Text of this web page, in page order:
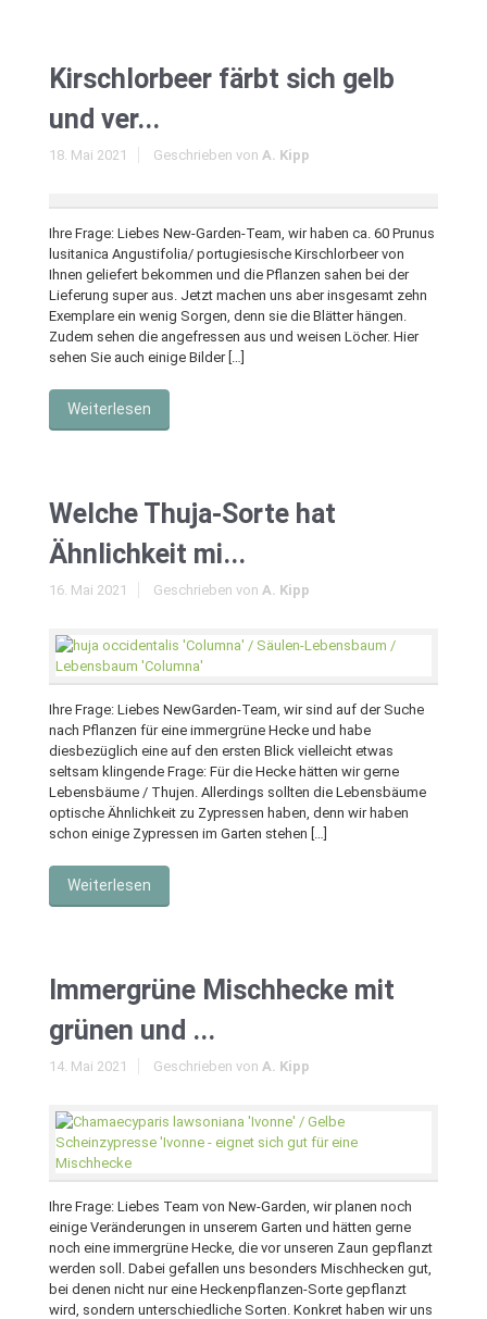
Kirschlorbeer färbt sich gelb
und ver...
18. Mai 2021 Geschrieben von A. Kipp
Ihre Frage: Liebes New-Garden-Team, wir haben ca. 60 Prunus
lusitanica Angustifolia/ portugiesische Kirschlorbeer von
Ihnen geliefert bekommen und die Pflanzen sahen bei der
Lieferung super aus. Jetzt machen uns aber insgesamt zehn
Exemplare ein wenig Sorgen, denn sie die Blätter hängen.
Zudem sehen die angefressen aus und weisen Löcher. Hier
sehen Sie auch einige Bilder […]
Weiterlesen
Welche Thuja-Sorte hat
Ähnlichkeit mi...
16. Mai 2021 Geschrieben von A. Kipp
Ihre Frage: Liebes NewGarden-Team, wir sind auf der Suche
nach Pflanzen für eine immergrüne Hecke und habe
diesbezüglich eine auf den ersten Blick vielleicht etwas
seltsam klingende Frage: Für die Hecke hätten wir gerne
Lebensbäume / Thujen. Allerdings sollten die Lebensbäume
optische Ähnlichkeit zu Zypressen haben, denn wir haben
schon einige Zypressen im Garten stehen […]
Weiterlesen
Immergrüne Mischhecke mit
grünen und ...
14. Mai 2021 Geschrieben von A. Kipp
Ihre Frage: Liebes Team von New-Garden, wir planen noch
einige Veränderungen in unserem Garten und hätten gerne
noch eine immergrüne Hecke, die vor unseren Zaun gepflanzt
werden soll. Dabei gefallen uns besonders Mischhecken gut,
bei denen nicht nur eine Heckenpflanzen-Sorte gepflanzt
wird, sondern unterschiedliche Sorten. Konkret haben wir uns